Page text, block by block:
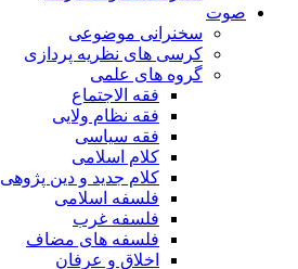
صوت
سخنرانی موضوعی
کرسی های نظریه پردازی
گروه های علمی
فقه الاجتماع
فقه نظام ولایی
فقه سیاسی
کلام اسلامی
کلام جدید و دین پژوهی
فلسفه اسلامی
فلسفه غرب
فلسفه های مضاف
اخلاق و عرفان